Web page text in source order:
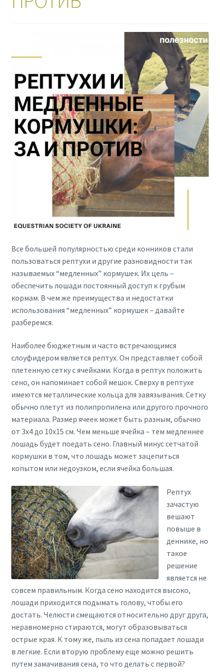
Все большей популярностью среди конников стали
пользоваться рептухи и другие разновидности так
называемых “медленных” кормушек. Их цель –
обеспечить лошади постоянный доступ к грубым
кормам. В чем же преимущества и недостатки
использования “медленных” кормушек – давайте
разберемся.
Наиболее бюджетным и часто встречающимся
слоуфидером является рептух. Он представляет собой
плетенную сетку с ячейками. Когда в рептух положить
сено, он напоминает собой мешок. Сверху в рептухе
имеются металлические кольца для завязывания. Сетку
обычно плетут из полипропилена или другого прочного
материала. Размер ячеек может быть разным, обычно
от 3х4 до 10х15 см. Чем меньше ячейка – тем медленнее
лошадь будет поедать сено. Главный минус сетчатой
кормушки в том, что лошадь может зацепиться
копытом или недоузком, если ячейка большая.
Рептух
зачастую
вешают
повыше в
деннике, но
такое
решение
является не
совсем правильным. Когда сено находится высоко,
лошади приходится подымать голову, чтобы его
достать. Челюсти смещаются относительно друг друга,
неравномерно стираются, могут образовываться
острые края. К тому же, пыль из сена попадает лошади
в легкие. Если вторую проблему еще можно решить
путем замачивания сена, то что делать с первой?